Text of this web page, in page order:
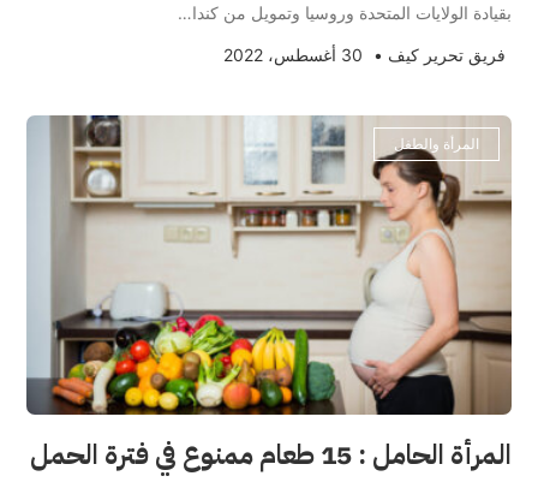
بقيادة الولايات المتحدة وروسيا وتمويل من كندا…
فريق تحرير كيف • 30 أغسطس، 2022
المرأة والطفل
المرأة الحامل : 15 طعام ممنوع في فترة الحمل